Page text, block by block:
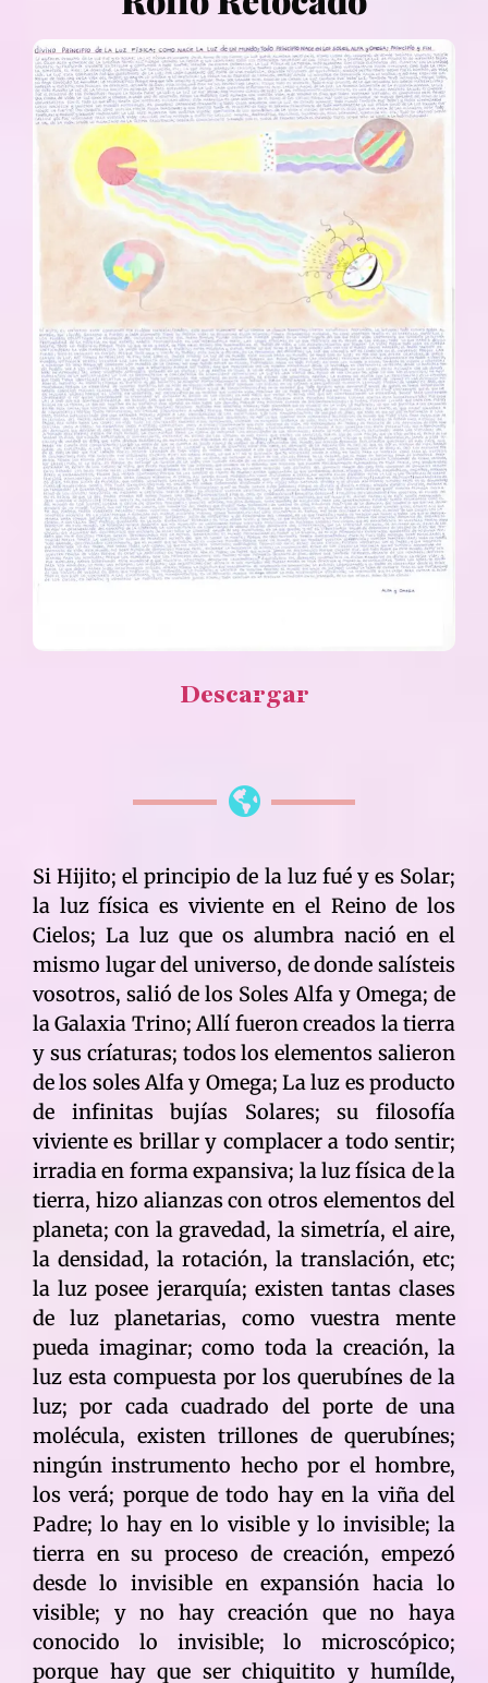
Descargar
Si Hijito; el principio de la luz fué y es Solar;
la luz física es viviente en el Reino de los
Cielos; La luz que os alumbra nació en el
mismo lugar del universo, de donde salísteis
vosotros, salió de los Soles Alfa y Omega; de
la Galaxia Trino; Allí fueron creados la tierra
y sus críaturas; todos los elementos salieron
de los soles Alfa y Omega; La luz es producto
de infinitas bujías Solares; su filosofía
viviente es brillar y complacer a todo sentir;
irradia en forma expansiva; la luz física de la
tierra, hizo alianzas con otros elementos del
planeta; con la gravedad, la simetría, el aire,
la densidad, la rotación, la translación, etc;
la luz posee jerarquía; existen tantas clases
de luz planetarias, como vuestra mente
pueda imaginar; como toda la creación, la
luz esta compuesta por los querubínes de la
luz; por cada cuadrado del porte de una
molécula, existen trillones de querubínes;
ningún instrumento hecho por el hombre,
los verá; porque de todo hay en la viña del
Padre; lo hay en lo visible y lo invisible; la
tierra en su proceso de creación, empezó
desde lo invisible en expansión hacia lo
visible; y no hay creación que no haya
conocido lo invisible; lo microscópico;
porque hay que ser chiquitito y humílde,